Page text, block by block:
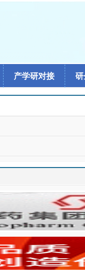
产学研对接 研